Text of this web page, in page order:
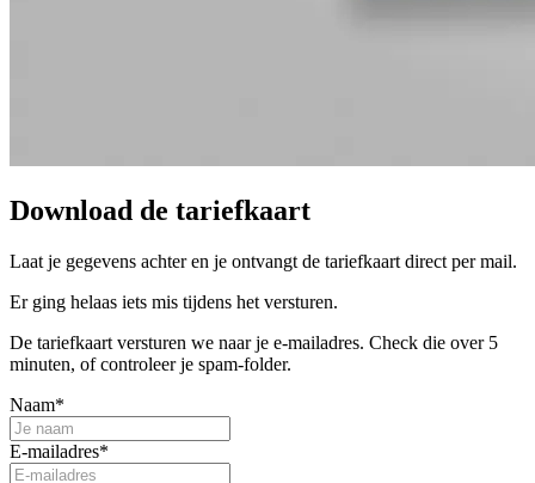
Download de tariefkaart
Laat je gegevens achter en je ontvangt de tariefkaart direct per mail.
Er ging helaas iets mis tijdens het versturen.
De tariefkaart versturen we naar je e-mailadres. Check die over 5
minuten, of controleer je spam-folder.
Naam*
E-mailadres*